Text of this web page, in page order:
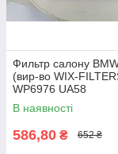
Фильтр салону
(вир-во WIX-
WP6976 UA58
В наявності
586,80 ₴ 652 ₴